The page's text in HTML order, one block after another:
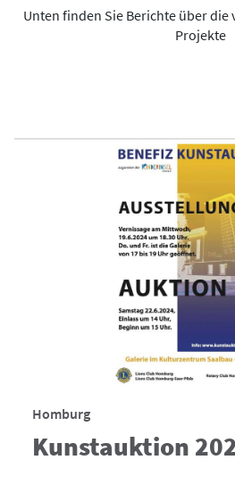
Unten finden Sie Berichte über
Projekte
Homburg
Kunstauktion